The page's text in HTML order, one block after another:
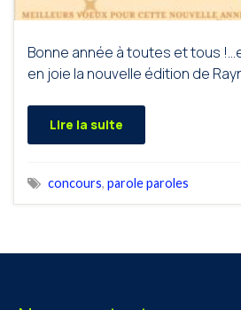
Bonne année à toutes et tous
en joie la nouvelle édition de
Lire la suite
concours, parole paroles